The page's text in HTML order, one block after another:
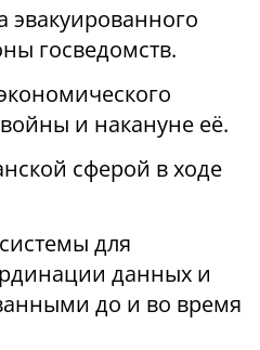
госведомств.
и накануне её.
сферой в ходе
для
данных и
до и во время